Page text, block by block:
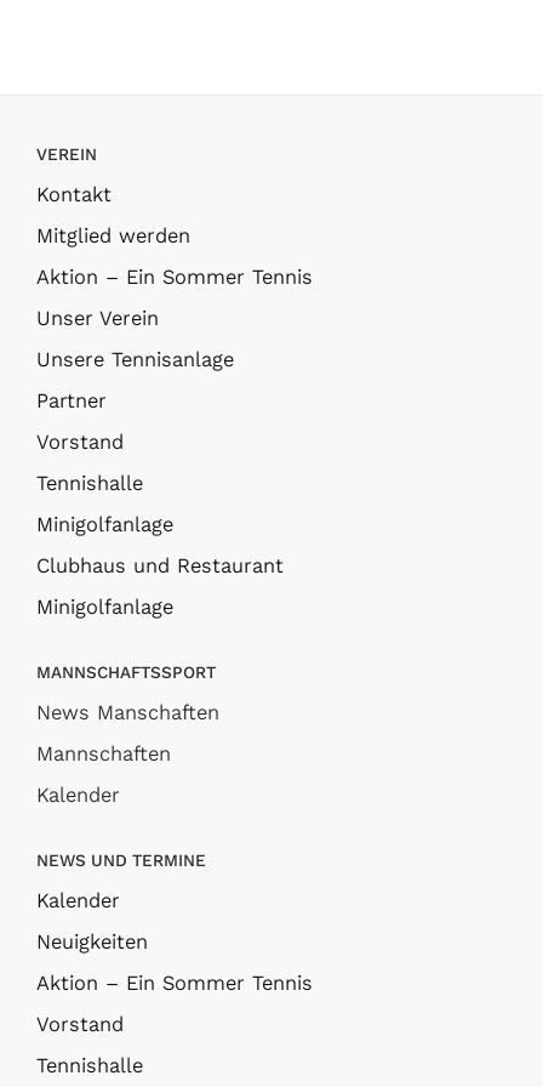
VEREIN
Kontakt
Mitglied werden
Aktion – Ein Sommer Tennis
Unser Verein
Unsere Tennisanlage
Partner
Vorstand
Tennishalle
Minigolfanlage
Clubhaus und Restaurant
Minigolfanlage
MANNSCHAFTSSPORT
News Manschaften
Mannschaften
Kalender
NEWS UND TERMINE
Kalender
Neuigkeiten
Aktion – Ein Sommer Tennis
Vorstand
Tennishalle